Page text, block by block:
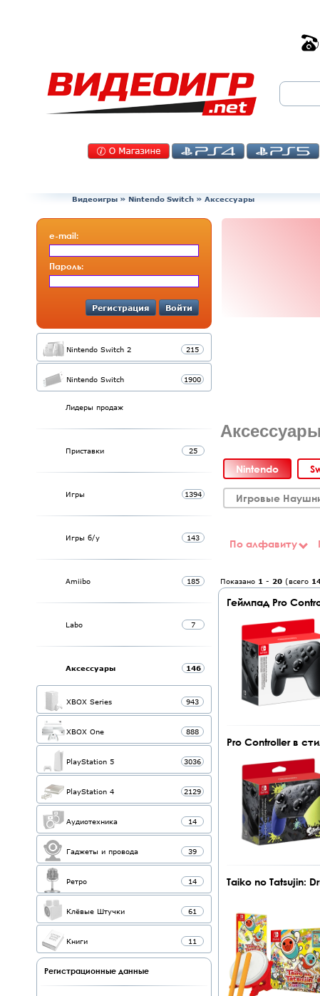
Видеоигры » Nintendo Switch » Аксессуары
e-mail:
Пароль:
Регистрация Войти
Nintendo Switch 2 215
Nintendo Switch 1900
Лидеры продаж
Приставки 25
Игры 1394
Игры б/у 143
Amiibo 185
Labo 7
Аксессуары 146
XBOX Series 943
XBOX One 888
PlayStation 5 3036
PlayStation 4 2129
Аудиотехника 14
Гаджеты и провода 39
Ретро 14
Клёвые Штучки 61
Книги 11
Регистрационные данные
Nintendo
Игровые
По алфавиту
Показано 1 - 20 (всего
Геймпад Pro
Pro Controller в
Taiko no Tatsujin: